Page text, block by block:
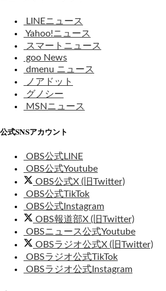
LINEニュース
Yahoo!ニュース
スマートニュース
goo News
dmenu ニュース
ノアドット
グノシー
MSNニュース
公式SNSアカウント
OBS公式LINE
OBS公式Youtube
OBS公式X (旧Twitter)
OBS公式TikTok
OBS公式Instagram
OBS報道部X (旧Twitter)
OBSニュース公式Youtube
OBSラジオ公式X (旧Twitter)
OBSラジオ公式TikTok
OBSラジオ公式Instagram